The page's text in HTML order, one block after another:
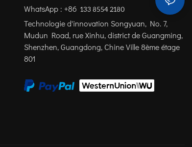
WhatsApp : +86 133 8554 2180
Technologie d'innovation Songyuan, No. 7,
Mudun Road, rue Xinhu, district de Guangming,
Shenzhen, Guangdong, ChineVille 8ème étage
801